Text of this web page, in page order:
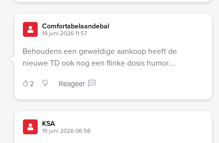
Comfortabelaandebal
19 juni 2026 11:57
Behoudens een geweldige aankoop heeft de
nieuwe TD ook nog een flinke dosis humor….
2 Reageer
KSA
19 juni 2026 06:58